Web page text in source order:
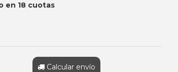
en 18 cuotas
Calcular envío